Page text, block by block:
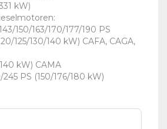
kW)
150/163/170/177/190 PS
125/130/140 kW) CAFA, CAGA,
kW) CAMA
PS (150/176/180 kW)